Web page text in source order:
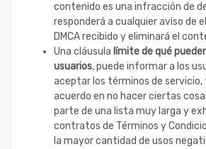
contenido es una infracción de
responderá a cualquier aviso de
DMCA recibido y eliminará el
Una cláusula límite de qué
usuarios, puede informar a los
aceptar los términos de
acuerdo en no hacer ciertas
parte de una lista muy larga y
contratos de Términos y
la mayor cantidad de usos